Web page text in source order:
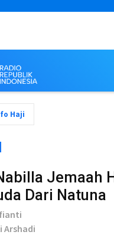
Haji
Jemaah
Dari Natuna
Arshadi